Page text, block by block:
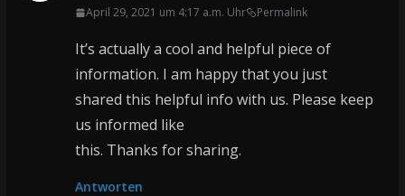
April 29, 2021 um 4:17 a.m. Uhr Permalink
It’s actually a cool and helpful piece of
information. I am happy that you just
shared this helpful info with us. Please keep
us informed like
this. Thanks for sharing.
Antworten